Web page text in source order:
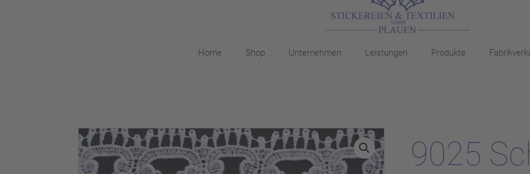
Home Shop Unternehmen Leistungen Produkte
9025